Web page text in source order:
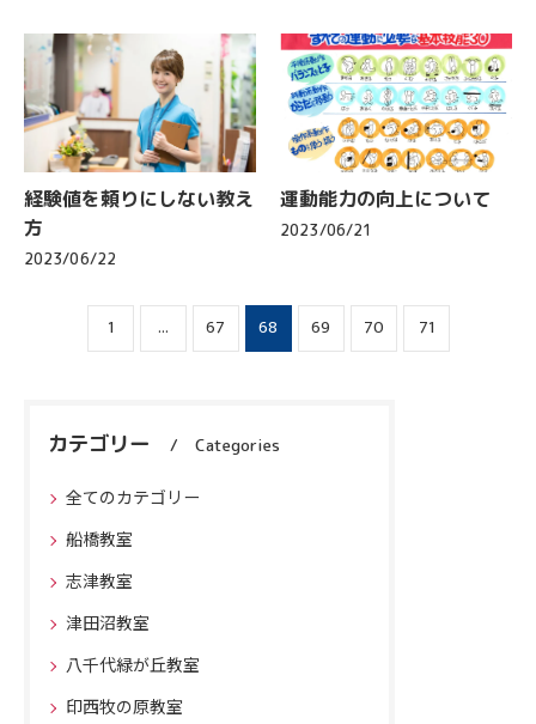
経験値を頼りにしない教え
方
2023/06/22
運動能力の向上について
2023/06/21
1 ... 67 68 69 70 71
カテゴリー Categories
全てのカテゴリー
船橋教室
志津教室
津田沼教室
八千代緑が丘教室
印西牧の原教室